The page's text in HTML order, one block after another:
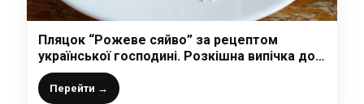
Пляцок “Рожеве сяйво” за рецептом
української господині. Розкішна випічка до
святкового столу
Перейти →